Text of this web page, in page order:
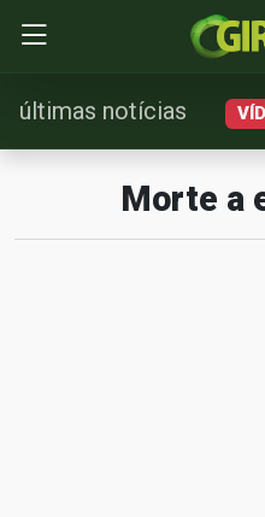
últimas notícias
Morte a